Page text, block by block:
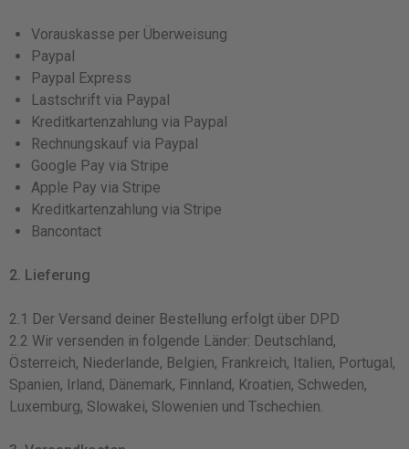
Vorauskasse per Überweisung
Paypal
Paypal Express
Lastschrift via Paypal
Kreditkartenzahlung via Paypal
Rechnungskauf via Paypal
Google Pay via Stripe
Apple Pay via Stripe
Kreditkartenzahlung via Stripe
Bancontact
2. Lieferung
2.1 Der Versand deiner Bestellung erfolgt über DPD
2.2 Wir versenden in folgende Länder: Deutschland,
Österreich, Niederlande, Belgien, Frankreich, Italien, Portugal,
Spanien, Irland, Dänemark, Finnland, Kroatien, Schweden,
Luxemburg, Slowakei, Slowenien und Tschechien.